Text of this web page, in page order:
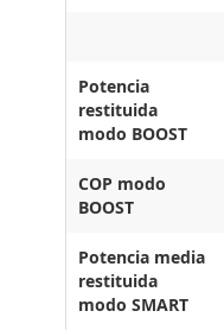
Potencia
restituida
modo BOOST
COP modo
BOOST
Potencia media
restituida
modo SMART